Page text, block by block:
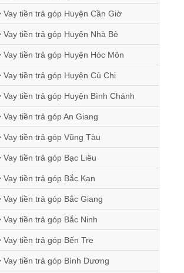
Vay tiền trả góp Huyện Cần Giờ
Vay tiền trả góp Huyện Nhà Bè
Vay tiền trả góp Huyện Hóc Môn
Vay tiền trả góp Huyện Củ Chi
Vay tiền trả góp Huyện Bình Chánh
Vay tiền trả góp An Giang
Vay tiền trả góp Vũng Tàu
Vay tiền trả góp Bạc Liêu
Vay tiền trả góp Bắc Kạn
Vay tiền trả góp Bắc Giang
Vay tiền trả góp Bắc Ninh
Vay tiền trả góp Bến Tre
Vay tiền trả góp Bình Dương